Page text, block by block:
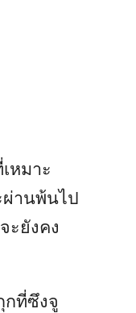
หมาะ
ผ่านพ้นไป
ะยังคง
กที่ซึงจู